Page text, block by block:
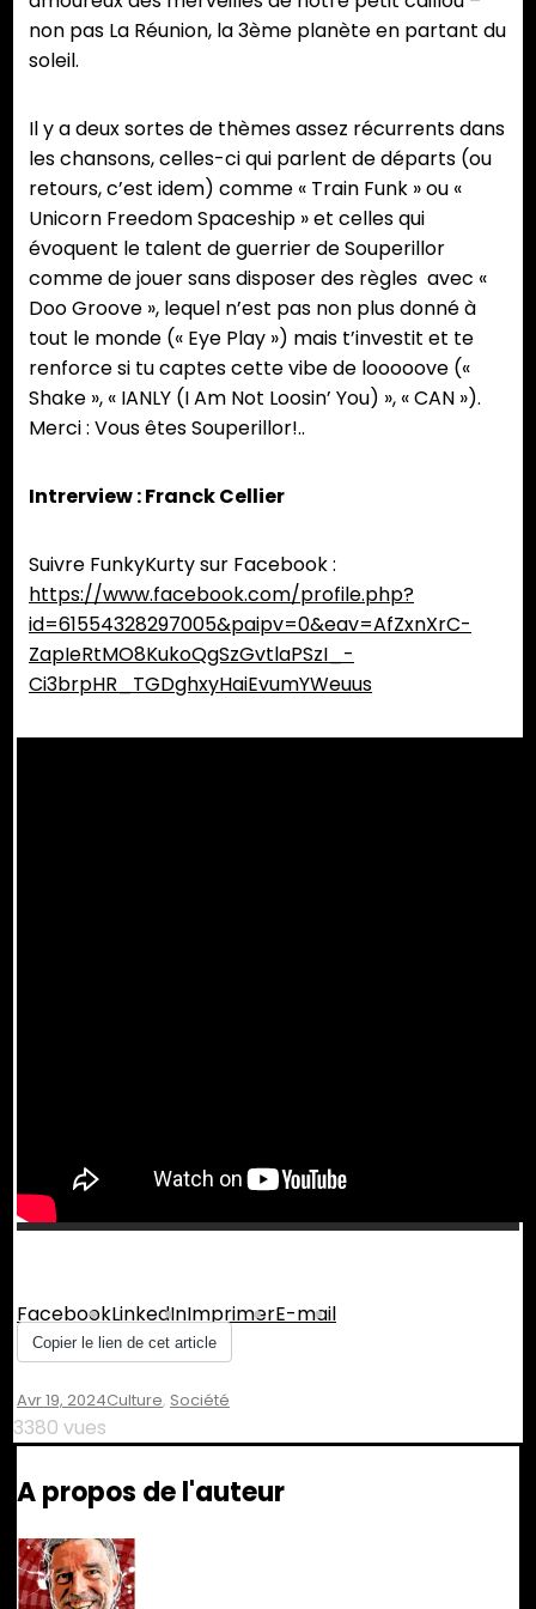
non pas La Réunion, la 3ème planète en partant du
soleil.
Il y a deux sortes de thèmes assez récurrents dans
les chansons, celles-ci qui parlent de départs (ou
retours, c’est idem) comme « Train Funk » ou «
Unicorn Freedom Spaceship » et celles qui
évoquent le talent de guerrier de Souperillor
comme de jouer sans disposer des règles avec «
Doo Groove », lequel n’est pas non plus donné à
tout le monde (« Eye Play ») mais t’investit et te
renforce si tu captes cette vibe de looooove («
Shake », « IANLY (I Am Not Loosin’ You) », « CAN »).
Merci : Vous êtes Souperillor!..
Intrerview : Franck Cellier
Suivre FunkyKurty sur Facebook :
https://www.facebook.com/profile.php?
id=61554328297005&paipv=0&eav=AfZxnXrC-
ZapIeRtMO8KukoQgSzGvtlaPSzI_-
Ci3brpHR_TGDghxyHaiEvumYWeuus
FacebookLinkedInImprimerE-mail
Copier le lien de cet article
Avr 19, 2024Culture, Société
3380 vues
A propos de l'auteur